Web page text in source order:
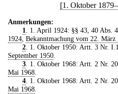
[1. Oktober
Anmerkungen:
1
. 1. April 1924: §§ 43, 40 Abs.
1924 Bekanntmachung vom 22. März
2. 1. Oktober 1950: Artt. 3 Nr.
September 1950
3. 1. Oktober 1968: Artt. 2 Nr.
Mai 1968
4. 1. Oktober 1968: Artt. 2 Nr.
Mai 1968